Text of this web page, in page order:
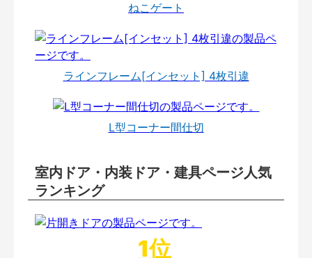
ねこゲート
ラインフレーム[インセット] 4枚引違
L型コーナー間仕切
室内ドア・内装ドア・建具ページ人気
ランキング